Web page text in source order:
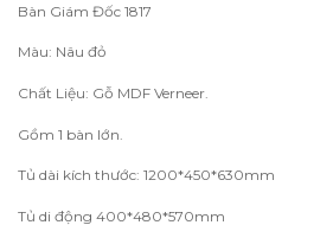
customer
Bàn Giám Đốc 1817
Màu: Nâu đỏ
Chất Liệu: Gỗ MDF Verneer.
Gồm 1 bàn lớn.
Tủ dài kích thước: 1200*450*630mm
Tủ di động 400*480*570mm